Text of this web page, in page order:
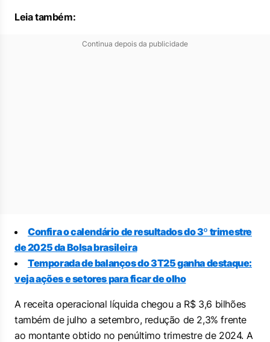
Leia também:
Continua depois da publicidade
Confira o calendário de resultados do 3º trimestre
de 2025 da Bolsa brasileira
Temporada de balanços do 3T25 ganha destaque:
veja ações e setores para ficar de olho
A receita operacional líquida chegou a R$ 3,6 bilhões
também de julho a setembro, redução de 2,3% frente
ao montante obtido no penúltimo trimestre de 2024. A